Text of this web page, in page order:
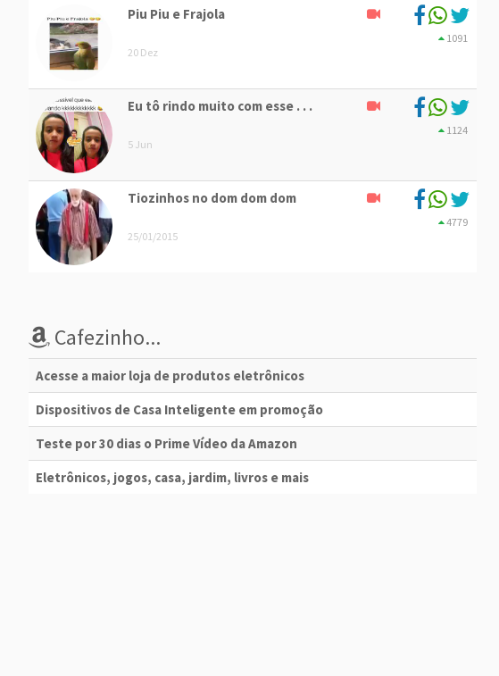
Piu Piu e Frajola
20 Dez
1091
Eu tô rindo muito com esse . . .
5 Jun
1124
Tiozinhos no dom dom dom
25/01/2015
4779
Cafezinho...
Acesse a maior loja de produtos eletrônicos
Dispositivos de Casa Inteligente em promoção
Teste por 30 dias o Prime Vídeo da Amazon
Eletrônicos, jogos, casa, jardim, livros e mais